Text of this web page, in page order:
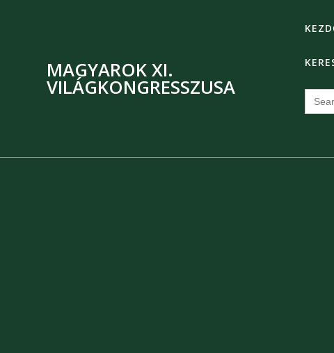
MAGYAROK XI.
VILÁGKONGRESSZUSA
for: